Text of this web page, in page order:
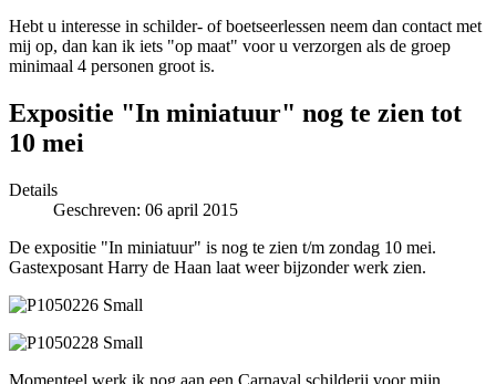
Hebt u interesse in schilder- of boetseerlessen neem dan contact met
mij op, dan kan ik iets "op maat" voor u verzorgen als de groep
minimaal 4 personen groot is.
Expositie "In miniatuur" nog te zien tot
10 mei
Details
Geschreven: 06 april 2015
De expositie "In miniatuur" is nog te zien t/m zondag 10 mei.
Gastexposant Harry de Haan laat weer bijzonder werk zien.
Momenteel werk ik nog aan een Carnaval schilderij voor mijn